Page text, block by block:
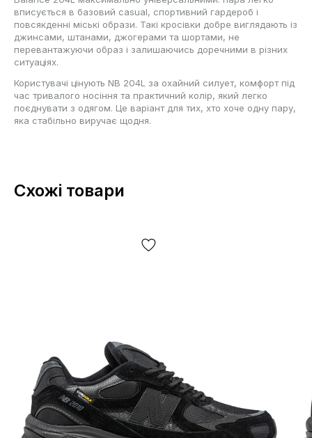
вписується в базовий casual, спортивний гардероб і
повсякденні міські образи. Такі кросівки добре виглядають із
джинсами, штанами, джогерами та шортами, не
перевантажуючи образ і залишаючись доречними в різних
ситуаціях.
Користувачі цінують NB 204L за охайний силует, комфорт під
час тривалого носіння та практичний колір, який легко
поєднувати з одягом. Це варіант для тих, хто хоче одну пару,
яка стабільно виручає щодня.
Схожі товари